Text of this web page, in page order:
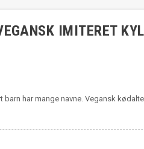
IMITERET
har mange navne. Vegansk